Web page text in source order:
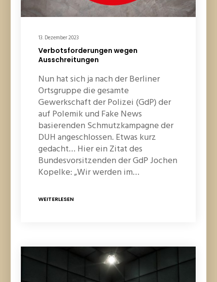
13. Dezember 2023
Verbotsforderungen wegen
Ausschreitungen
Nun hat sich ja nach der Berliner
Ortsgruppe die gesamte
Gewerkschaft der Polizei (GdP) der
auf Polemik und Fake News
basierenden Schmutzkampagne der
DUH angeschlossen. Etwas kurz
gedacht… Hier ein Zitat des
Bundesvorsitzenden der GdP Jochen
Kopelke: „Wir werden im…
WEITERLESEN